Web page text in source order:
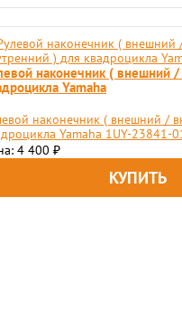
наконечник ( внешний
Yamaha
наконечник ( внешний /
Yamaha 1UY-23841-
4 400 ₽